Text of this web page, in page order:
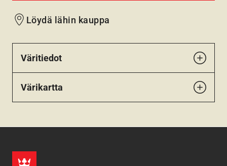
Löydä lähin kauppa
Väritiedot
Värikartta